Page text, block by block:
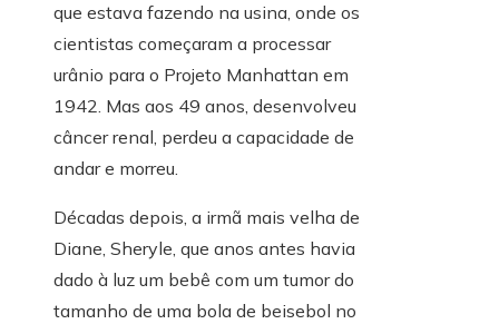
que estava fazendo na usina, onde os
cientistas começaram a processar
urânio para o Projeto Manhattan em
1942. Mas aos 49 anos, desenvolveu
câncer renal, perdeu a capacidade de
andar e morreu.
Décadas depois, a irmã mais velha de
Diane, Sheryle, que anos antes havia
dado à luz um bebê com um tumor do
tamanho de uma bola de beisebol no